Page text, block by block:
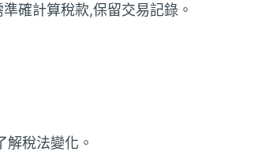
確計算稅款,保留交易記錄。
稅法變化。